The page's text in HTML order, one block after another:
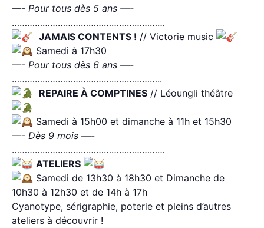
—- Pour tous dès 5 ans —-
……………………………………………………
JAMAIS CONTENTS ! // Victorie music
Samedi à 17h30
—- Pour tous dès 6 ans —-
…………………………………………………..
REPAIRE À COMPTINES // Léoungli théâtre ​
Samedi à 15h00 et dimanche à 11h et 15h30
—- Dès 9 mois —-
……………………………………………………
ATELIERS
Samedi de 13h30 à 18h30 et Dimanche de
10h30 à 12h30 et de 14h à 17h
Cyanotype, sérigraphie, poterie et pleins d’autres
ateliers à découvrir !